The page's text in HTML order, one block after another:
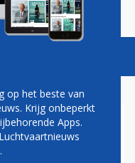
Vacatures
op het beste van
Krijg onbeperkt
Apps.